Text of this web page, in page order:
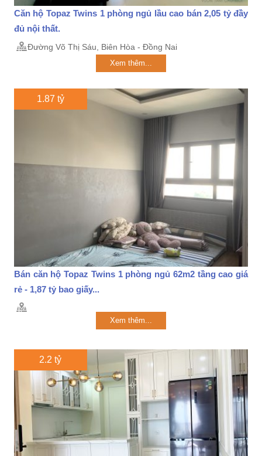
Căn hộ Topaz Twins 1 phòng ngủ lầu cao bán 2,05 tỷ đầy
đủ nội thất.
Đường Võ Thị Sáu, Biên Hòa - Đồng Nai
Xem thêm...
1.87 tỷ
Bán căn hộ Topaz Twins 1 phòng ngủ 62m2 tầng cao giá
rẻ - 1,87 tỷ bao giấy...
Xem thêm...
2.2 tỷ